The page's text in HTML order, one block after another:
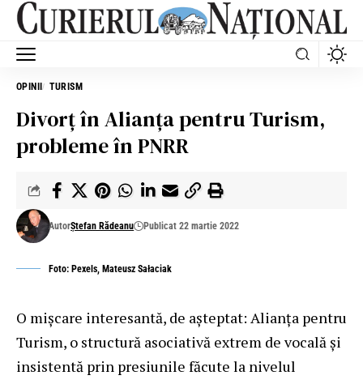
OPINII TURISM
Divorţ în Alianţa pentru Turism,
probleme în PNRR
AutorȘtefan Rădeanu Publicat 22 martie 2022
Foto: Pexels, Mateusz Sałaciak
O mișcare interesantă, de așteptat: Alianța pentru
Turism, o structură asociativă extrem de vocală și
insistentă prin presiunile făcute la nivelul